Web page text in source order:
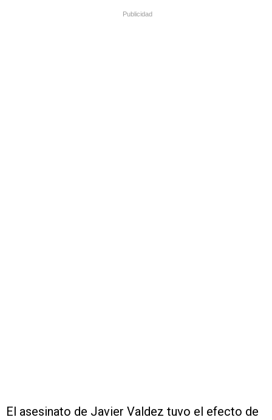
Publicidad
El asesinato de Javier Valdez tuvo el efecto de